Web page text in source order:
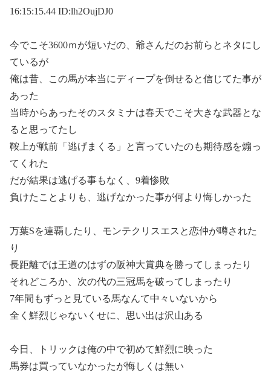
16:15:15.44 ID:lh2OujDJ0
今でこそ3600ｍが短いだの、爺さんだのお前らとネタにし
ているが
俺は昔、この馬が本当にディープを倒せると信じてた事が
あった
当時からあったそのスタミナは春天でこそ大きな武器とな
ると思ってたし
鞍上が戦前「逃げまくる」と言っていたのも期待感を煽っ
てくれた
だが結果は逃げる事もなく、9着惨敗
負けたことよりも、逃げなかった事が何より悔しかった
万葉Sを連覇したり、モンテクリスエスと恋仲が噂された
り
長距離では王道のはずの阪神大賞典を勝ってしまったり
それどころか、次の代の三冠馬を破ってしまったり
7年間もずっと見ている馬なんて中々いないから
全く鮮烈じゃないくせに、思い出は沢山ある
今日、トリックは俺の中で初めて鮮烈に映った
馬券は買っていなかったが悔しくは無い